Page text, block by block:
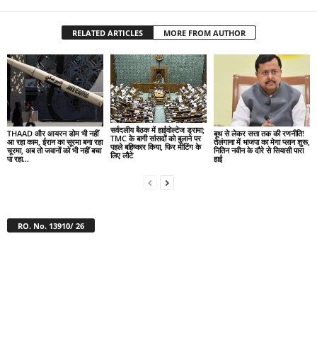
RELATED ARTICLES MORE FROM AUTHOR
THAAD और आयरन डोम भी नहीं
आ रहा काम, ईरान का सूरमा बना रहा
चूरमा, अब तो जवानों को भी नहीं बचा
पा रहा...
सर्वदलीय बैठक में हाईवोल्टेज ड्रामा;
TMC के बागी सांसदों को बुलाने पर
पहले बहिष्कार किया, फिर मीटिंग के
लिए लौटे
बूथ से लेकर सत्ता तक की रणनीति!
तेलंगाना में भाजपा का मेगा प्लान शुरू,
नितिन नवीन के दौरे से सियासी पारा
हाई
RO. No. 13910/ 26